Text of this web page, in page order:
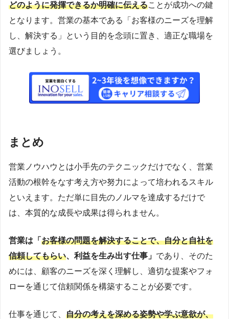
どのように発揮できるか明確に伝えることが成功への鍵
となります。営業の基本である「お客様のニーズを理解
し、解決する」という目的を念頭に置き、適正な職場を
選びましょう。
まとめ
営業ノウハウとは小手先のテクニックだけでなく、営業
活動の根幹をなす考え方や努力によって培われるスキル
といえます。ただ単に目先のノルマを達成するだけで
は、本質的な成長や成果は得られません。
営業は「 お客様の問題を解決することで、自分と自社を
信頼してもらい、利益を生み出す仕事」 であり、そのた
めには、顧客のニーズを深く理解し、適切な提案やフォ
ローを通じて信頼関係を構築することが必要です。
仕事を通じて、 自分の考えを深める姿勢や学ぶ意欲が、